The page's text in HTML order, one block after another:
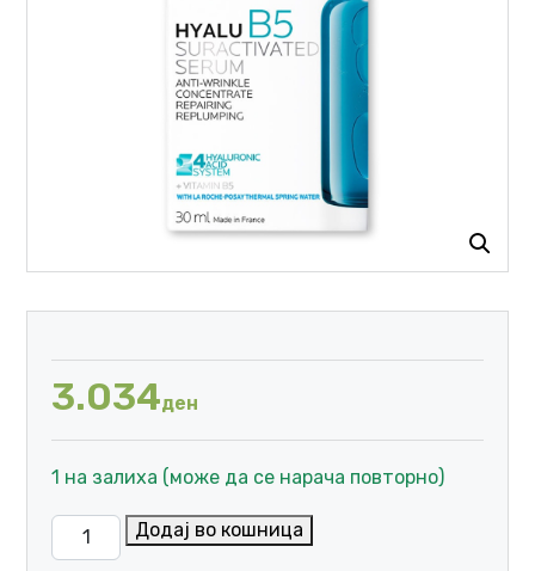
3.034ден
1 на залиха (може да се нарача повторно)
LA ROCHE-POSAY HYALU B5 SURACTIVATED
Додај во кошница